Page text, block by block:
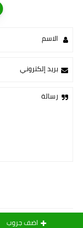
اضف جروب
الاسم
بريد إلكتروني
رسالة